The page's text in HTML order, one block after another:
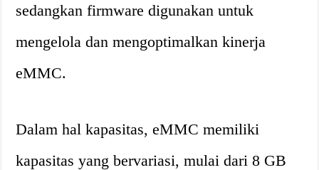
sedangkan firmware digunakan untuk
mengelola dan mengoptimalkan kinerja
eMMC.
Dalam hal kapasitas, eMMC memiliki
kapasitas yang bervariasi, mulai dari 8 GB